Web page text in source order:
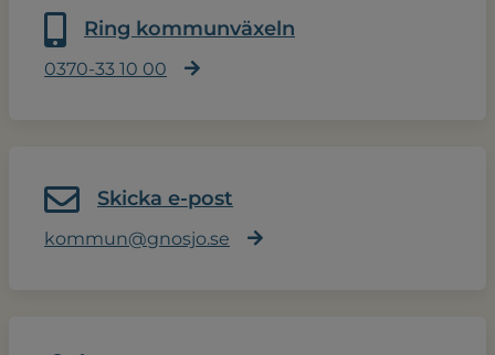
Ring kommunväxeln
0370-33 10 00
Skicka e-post
kommun@gnosjo.se